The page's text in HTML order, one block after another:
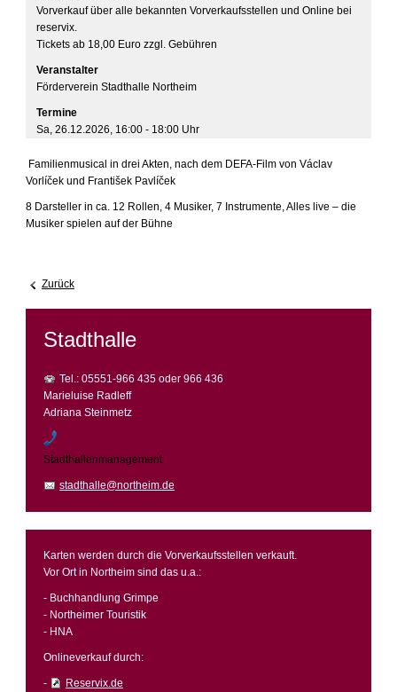
Vorverkauf über alle bekannten Vorverkaufsstellen und Online bei
reservix.
Tickets ab 18,00 Euro zzgl. Gebühren
Veranstalter
Förderverein Stadthalle Northeim
Termine
Sa, 26.12.2026,16:00 - 18:00 Uhr
Familienmusical in drei Akten, nach dem DEFA-Film von Václav
Vorlíček und František Pavlíček
8 Darsteller in ca. 12 Rollen, 4 Musiker, 7 Instrumente, Alles live – die
Musiker spielen auf der Bühne
Zurück
Stadthalle
Tel.: 05551-966 435 oder 966 436
Marieluise Radleff
Adriana Steinmetz
Stadthallenmanagement
stadthalle@northeim.de
Karten werden durch die Vorverkaufsstellen verkauft.
Vor Ort in Northeim sind das u.a.:
- Buchhandlung Grimpe
- Northeimer Touristik
- HNA
Onlineverkauf durch:
-
Reservix.de